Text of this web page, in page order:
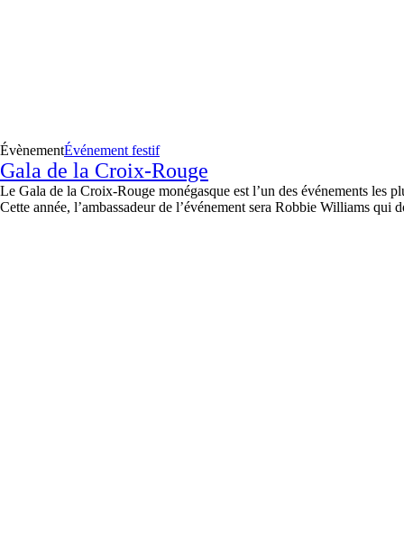
ÉvènementÉvénement festif
Gala de la Croix-Rouge
Le Gala de la Croix-Rouge monégasque est l’un des événements les
Cette année, l’ambassadeur de l’événement sera Robbie Williams